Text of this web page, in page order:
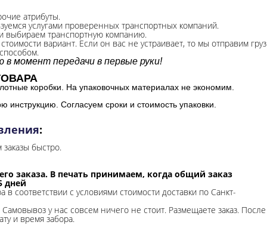
атрибуты.
услугами проверенных транспортных компаний.
выбираем транспортную компанию.
вариант. Если он вас не устраивает, то мы отправим груз
момент передачи в первые руки!
коробки. На упаковочных материалах не экономим.
инструкцию. Согласуем сроки и стоимость упаковки.
:
быстро.
заказа. В печать принимаем, когда общий заказ
дней
в соответствии с условиями стоимости доставки по Санкт-
Самовывоз у нас совсем ничего не стоит. Размещаете заказ. После
и время забора.